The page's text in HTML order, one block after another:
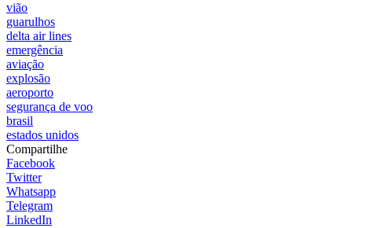
vião
guarulhos
delta air lines
emergência
aviação
explosão
aeroporto
segurança de voo
brasil
estados unidos
Compartilhe
Facebook
Twitter
Whatsapp
Telegram
LinkedIn